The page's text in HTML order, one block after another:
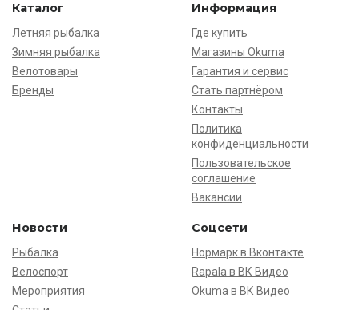
Каталог
Летняя рыбалка
Зимняя рыбалка
Велотовары
Бренды
Информация
Где купить
Магазины Okuma
Гарантия и сервис
Стать партнёром
Контакты
Политика
конфиденциальности
Пользовательское
соглашение
Вакансии
Новости
Рыбалка
Велоспорт
Мероприятия
Соцсети
Нормарк в Вконтакте
Rapala в ВК Видео
Okuma в ВК Видео